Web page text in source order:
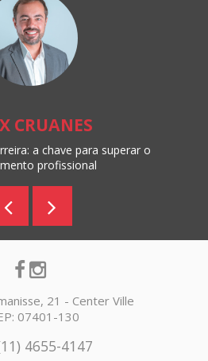
CRUANES
a chave para superar o
profissional
21 - Center Ville
07401-130
4655-4147